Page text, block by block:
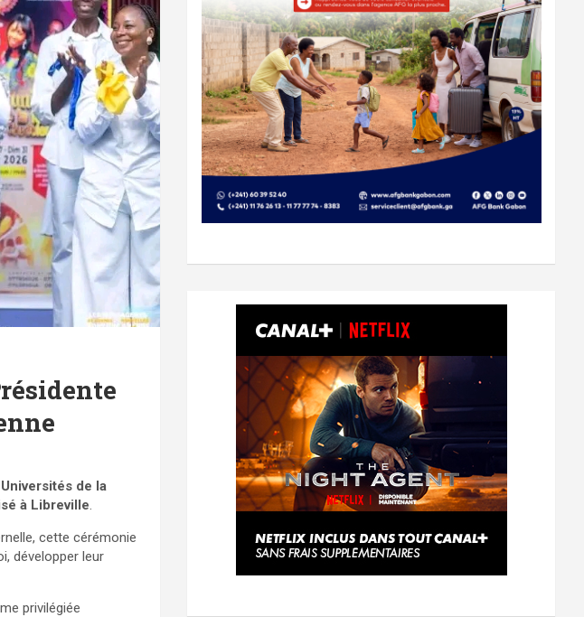
de la
à Libreville.
cette cérémonie
développer leur
privilégiée